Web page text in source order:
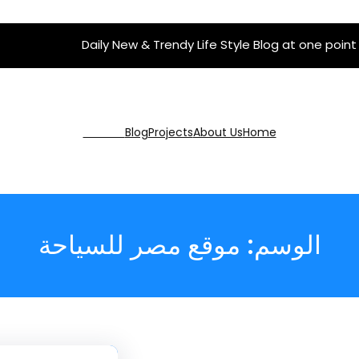
Daily New & Trendy Life Style Blog at one point
Home
About Us
Projects
Blog
الوسم: موقع مصر للسياحة